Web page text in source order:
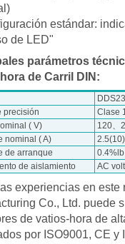
estándar:
de LED"
parámetros
de Carril DIN:
precisión
Clase
( V)
120、
nominal ( A)
de arranque
0.4%lb
de aislamiento
AC
experiencias en
Co., Ltd. puede
de vatios-hora de
por ISO9001, CE